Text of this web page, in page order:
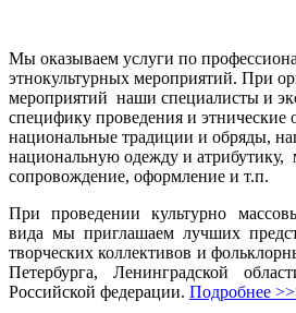
Мы оказываем услуги по
этнокультурных мероприятий. При
мероприятий наши специалисты и
специфику проведения и этнические
национальные традиции и обряды,
национальную одежду и атрибутику,
сопровождение, оформление и т.п.
При проведении культурно
вида мы приглашаем лучших
творческих коллективов и
Петербурга, Ленинградской
Российской федерации. Подробнее